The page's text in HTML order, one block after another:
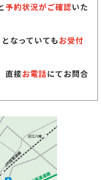
予約状況がご確認いた
となっていてもお受付
直接お電話にてお問合